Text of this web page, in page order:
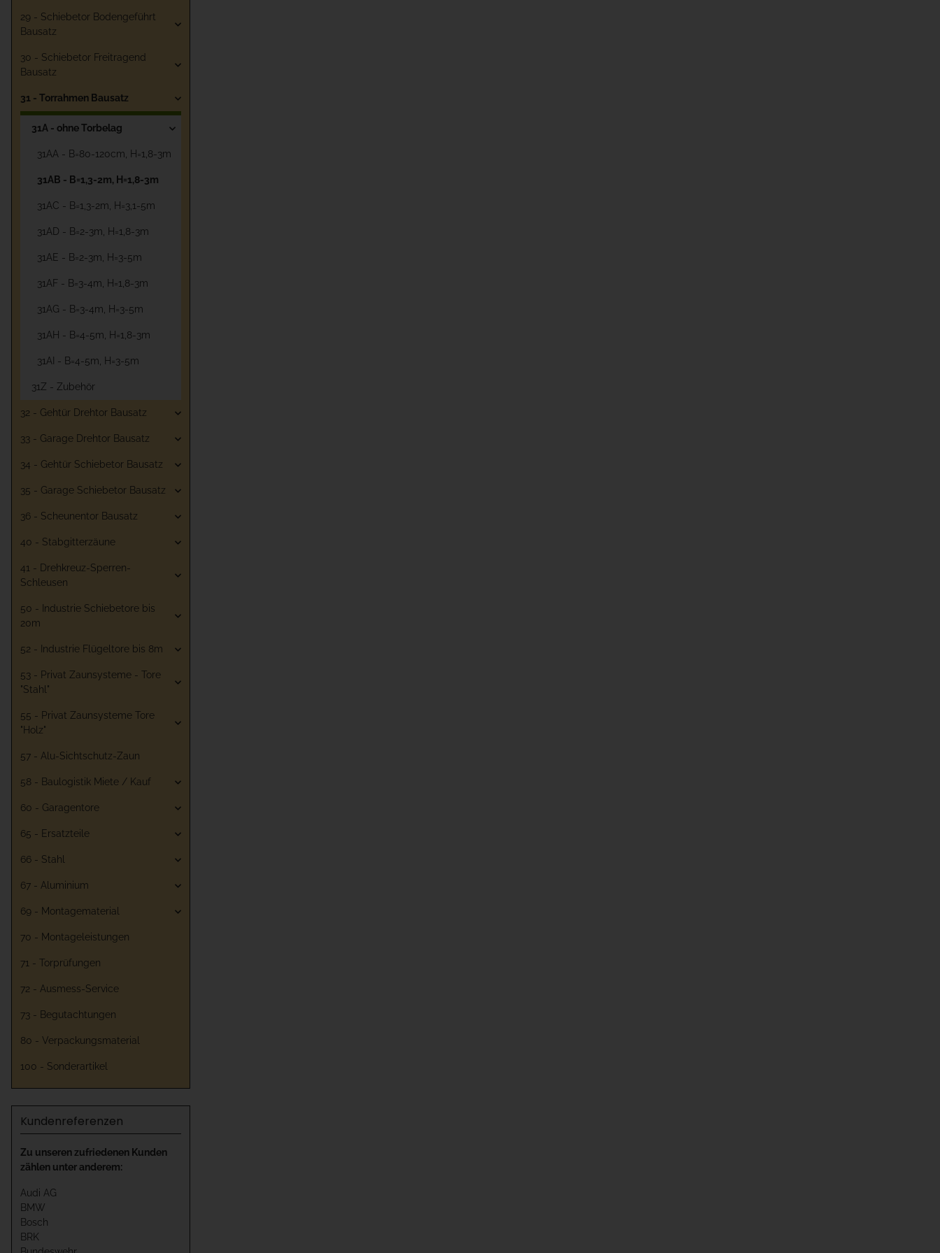
29 - Schiebetor Bodengeführt
Bausatz
30 - Schiebetor Freitragend
Bausatz
31 - Torrahmen Bausatz
31A - ohne Torbelag
31AA - B=80-120cm, H=1,8-3m
31AB - B=1,3-2m, H=1,8-3m
31AC - B=1,3-2m, H=3,1-5m
31AD - B=2-3m, H=1,8-3m
31AE - B=2-3m, H=3-5m
31AF - B=3-4m, H=1,8-3m
31AG - B=3-4m, H=3-5m
31AH - B=4-5m, H=1,8-3m
31AI - B=4-5m, H=3-5m
31Z - Zubehör
32 - Gehtür Drehtor Bausatz
33 - Garage Drehtor Bausatz
34 - Gehtür Schiebetor Bausatz
35 - Garage Schiebetor Bausatz
36 - Scheunentor Bausatz
40 - Stabgitterzäune
41 - Drehkreuz-Sperren-
Schleusen
50 - Industrie Schiebetore bis
20m
52 - Industrie Flügeltore bis 8m
53 - Privat Zaunsysteme - Tore
"Stahl"
55 - Privat Zaunsysteme Tore
"Holz"
57 - Alu-Sichtschutz-Zaun
58 - Baulogistik Miete / Kauf
60 - Garagentore
65 - Ersatzteile
66 - Stahl
67 - Aluminium
69 - Montagematerial
70 - Montageleistungen
71 - Torprüfungen
72 - Ausmess-Service
73 - Begutachtungen
80 - Verpackungsmaterial
100 - Sonderartikel
Kundenreferenzen
Zu unseren zufriedenen Kunden
zählen unter anderem:
Audi AG
BMW
Bosch
BRK